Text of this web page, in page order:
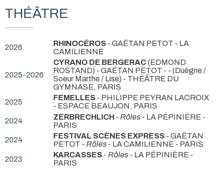
THÉÂTRE
2026 RHINOCÉROS - GAËTAN PETOT - LA
CAMILIENNE
2025-2026
CYRANO DE BERGERAC(EDMOND
ROSTAND) - GAËTAN PETOT - - (Duègne /
Soeur Marthe / Lise) - THÉÂTRE DU
GYMNASE, PARIS
2025
FEMELLES - PHILIPPE PEYRAN LACROIX
- ESPACE BEAUJON, PARIS
2024
ZERBRECHLICH - Rôles - LA PÉPINIÈRE -
PARIS
2024
FESTIVAL SCÈNES EXPRESS - GAËTAN
PETOT - Rôles - LA CAMILIENNE - PARIS
2023
KARCASSES - Rôles - LA PÉPINIÈRE -
PARIS